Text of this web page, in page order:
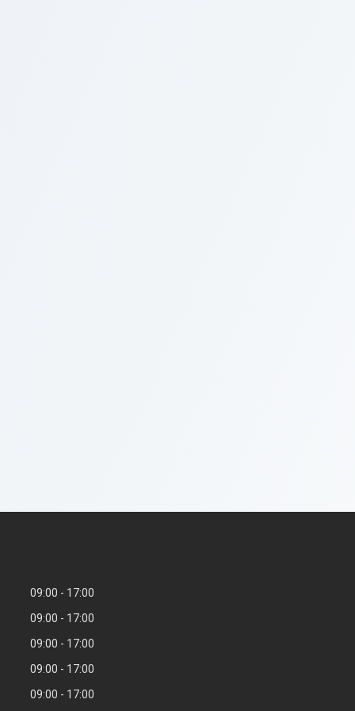
09:00
17:00
09:00
17:00
09:00
17:00
09:00
17:00
09:00
17:00